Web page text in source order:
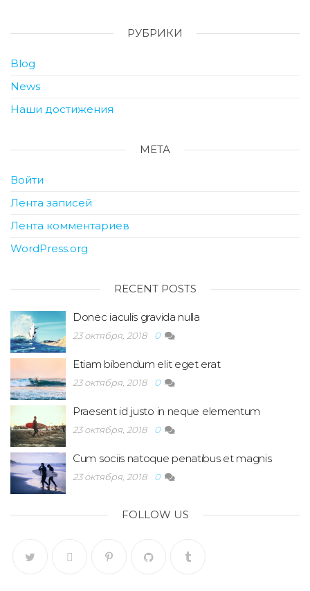
РУБРИКИ
Blog
News
Наши достижения
МЕТА
Войти
Лента записей
Лента комментариев
WordPress.org
RECENT POSTS
Donec iaculis gravida nulla
23 октября, 2018 0
Etiam bibendum elit eget erat
23 октября, 2018 0
Praesent id justo in neque elementum
23 октября, 2018 0
Cum sociis natoque penatibus et magnis
23 октября, 2018 0
FOLLOW US